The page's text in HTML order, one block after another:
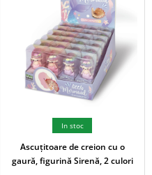
In stoc
Ascuțitoare de creion cu o
gaură, figurină Sirenă, 2 culori